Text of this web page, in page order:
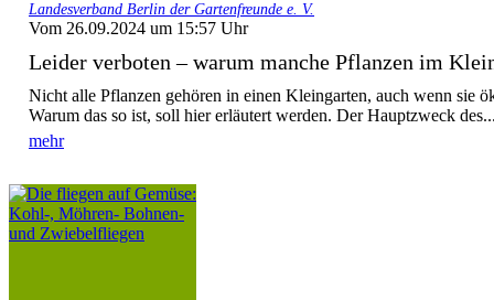
Landesverband Berlin der Gartenfreunde e. V.
Vom 26.09.2024 um 15:57 Uhr
Leider verboten – warum manche Pflanzen im
Nicht alle Pflanzen gehören in einen Kleingarten, auch wenn sie
Warum das so ist, soll hier erläutert werden. Der Hauptzweck
mehr